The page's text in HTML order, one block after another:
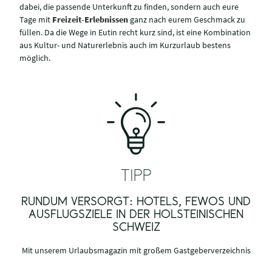
dabei, die passende Unterkunft zu finden, sondern auch eure
Tage mit Freizeit-Erlebnissen ganz nach eurem Geschmack zu
füllen. Da die Wege in Eutin recht kurz sind, ist eine Kombination
aus Kultur- und Naturerlebnis auch im Kurzurlaub bestens
möglich.
TIPP
RUNDUM VERSORGT: HOTELS, FEWOS UND
AUSFLUGSZIELE IN DER HOLSTEINISCHEN
SCHWEIZ
Mit unserem Urlaubsmagazin mit großem Gastgeberverzeichnis